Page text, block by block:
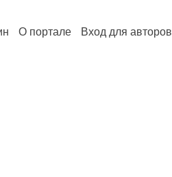
О портале Вход для авторов